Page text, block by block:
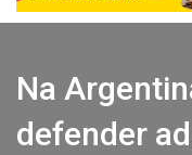
Na
defender